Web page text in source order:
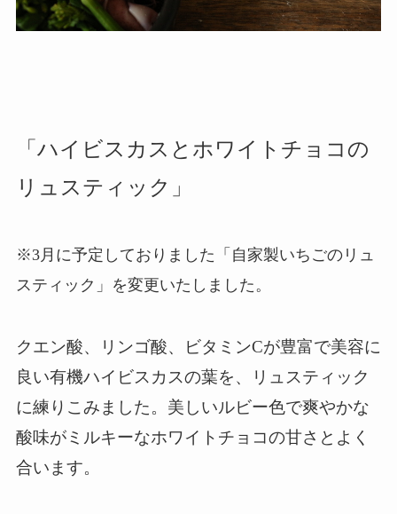
「ハイビスカスとホワイトチョコの
リュスティック」
※3月に予定しておりました「自家製いちごのリュ
スティック」を変更いたしました。
クエン酸、リンゴ酸、ビタミンCが豊富で美容に
良い有機ハイビスカスの葉を、リュスティック
に練りこみました。美しいルビー色で爽やかな
酸味がミルキーなホワイトチョコの甘さとよく
合います。